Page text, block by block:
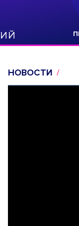
НОВОСТИ